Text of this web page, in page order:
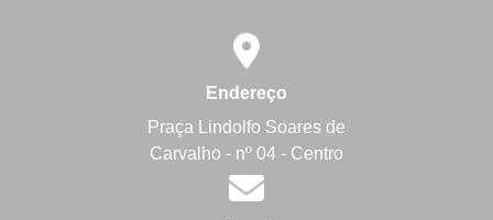
Endereço
Praça Lindolfo Soares de
Carvalho - nº 04 - Centro